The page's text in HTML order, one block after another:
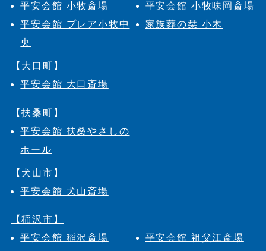
平安会館 小牧斎場
平安会館 小牧味岡斎場
平安会館 プレア小牧中
央
家族葬の栞 小木
【大口町】
平安会館 大口斎場
【扶桑町】
平安会館 扶桑やさしの
ホール
【犬山市】
平安会館 犬山斎場
【稲沢市】
平安会館 稲沢斎場
平安会館 祖父江斎場